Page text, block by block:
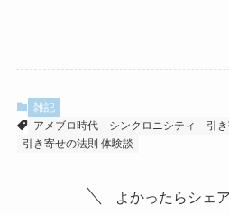
雑記
アメブロ時代
シンクロニシティ
引
引き寄せの法則 体験談
よかったらシェ